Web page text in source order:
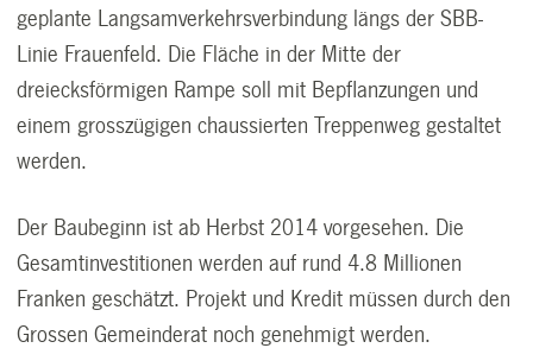
geplante Langsamverkehrsverbindung längs der SBB-
Linie Frauenfeld. Die Fläche in der Mitte der
dreiecksförmigen Rampe soll mit Bepflanzungen und
einem grosszügigen chaussierten Treppenweg gestaltet
werden.
Der Baubeginn ist ab Herbst 2014 vorgesehen. Die
Gesamtinvestitionen werden auf rund 4.8 Millionen
Franken geschätzt. Projekt und Kredit müssen durch den
Grossen Gemeinderat noch genehmigt werden.